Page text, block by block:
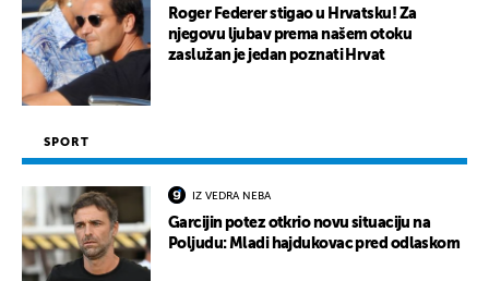
Roger Federer stigao u Hrvatsku! Za
njegovu ljubav prema našem otoku
zaslužan je jedan poznati Hrvat
SPORT
IZ VEDRA NEBA
Garcijin potez otkrio novu situaciju na
Poljudu: Mladi hajdukovac pred odlaskom